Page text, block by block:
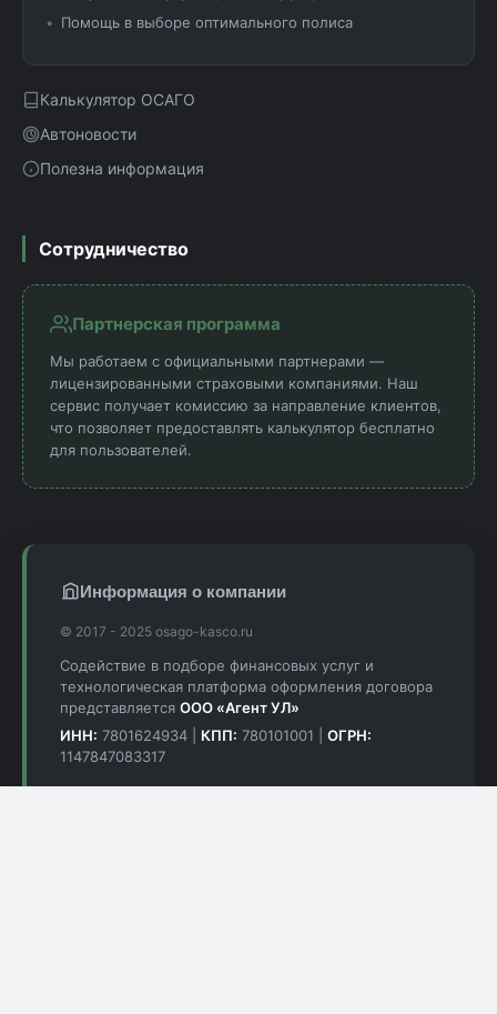
Помощь в выборе оптимального полиса
Калькулятор ОСАГО
Автоновости
Полезна информация
Сотрудничество
Партнерская программа
Мы работаем с официальными партнерами —
лицензированными страховыми компаниями. Наш
сервис получает комиссию за направление клиентов,
что позволяет предоставлять калькулятор бесплатно
для пользователей.
Информация о компании
© 2017 - 2025 osago-kasco.ru
Содействие в подборе финансовых услуг и
технологическая платформа оформления договора
представляется ООО «Агент УЛ»
ИНН: 7801624934 | КПП: 780101001 | ОГРН:
1147847083317